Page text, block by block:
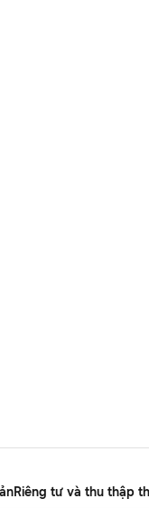
Riêng tư và thu thập